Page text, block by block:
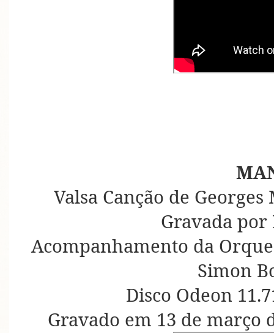
Valsa Canção de
Gravada
Acompanhamento da
Simon
Disco Odeon
Gravado em 13 de março